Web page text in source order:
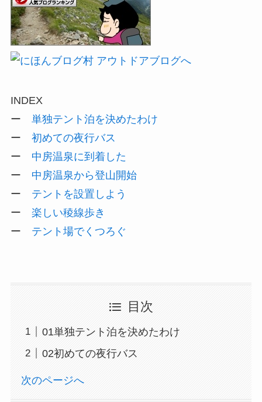
INDEX
ー 単独テント泊を決めたわけ
ー 初めての夜行バス
ー 中房温泉に到着した
ー 中房温泉から登山開始
ー テントを設置しよう
ー 楽しい稜線歩き
ー テント場でくつろぐ
目次
01単独テント泊を決めたわけ
02初めての夜行バス
次のページへ